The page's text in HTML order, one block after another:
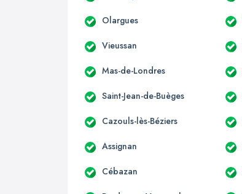
Olargues
Vieussan
Mas-de-Londres
Saint-Jean-de-Buèges
Cazouls-lès-Béziers
Assignan
Cébazan